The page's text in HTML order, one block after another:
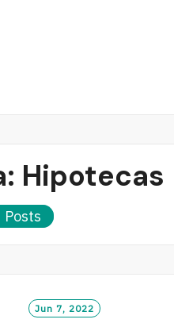
Hipotecas
Posts
Jun 7, 2022